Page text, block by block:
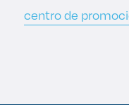
centro de